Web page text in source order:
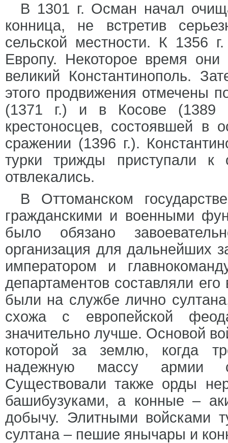
В 1301 г. Осман начал
конница, не встретив
сельской местности. К 1356
Европу. Некоторое время они
великий Константинополь.
этого продвижения отмечены
(1371 г.) и в Косове (1389
крестоносцев, состоявшей в
сражении (1396 г.).
турки трижды приступали к
отвлекались.
В Оттоманском
гражданскими и военными
было обязано
организация для дальнейших
императором и
департаментов составляли
были на службе лично
схожа с европейской
значительно лучше. Основой
которой за землю, когда
надежную массу армии
Существовали также орды
башибузуками, а конные –
добычу. Элитными войсками
султана – пешие янычары и